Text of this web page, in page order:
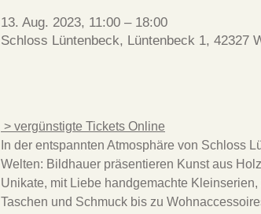
13. Aug. 2023, 11:00 – 18:00
Schloss Lüntenbeck, Lüntenbeck 1, 42327
> vergünstigte Tickets Online
In der entspannten Atmosphäre von Schloss
Welten: Bildhauer präsentieren Kunst aus
Unikate, mit Liebe handgemachte
Taschen und Schmuck bis zu